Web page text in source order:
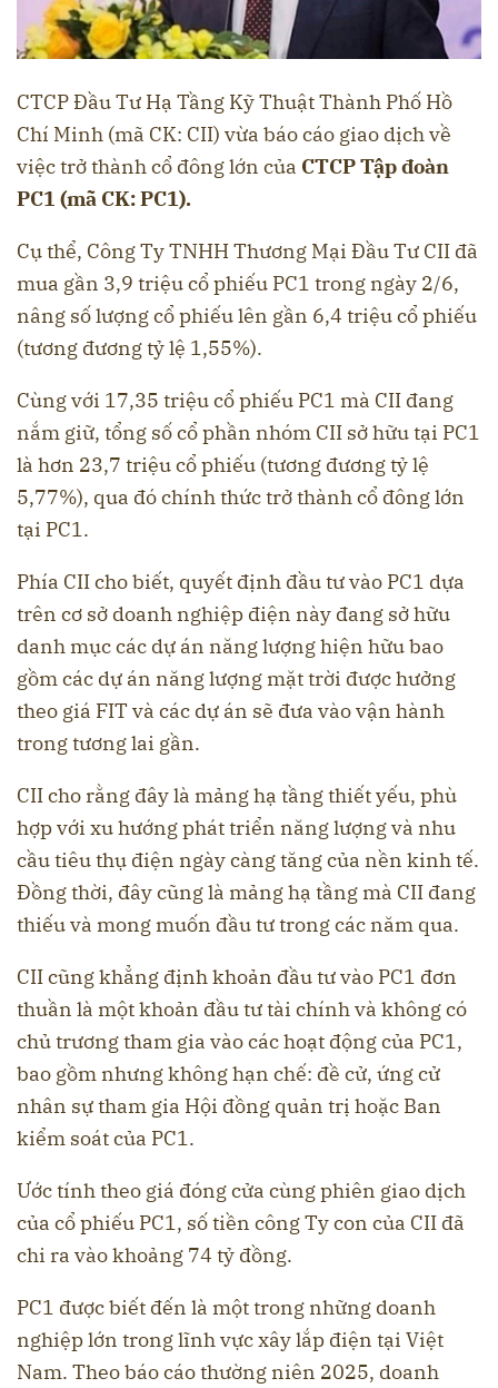
CTCP Đầu Tư Hạ Tầng Kỹ Thuật Thành Phố Hồ
Chí Minh (mã CK: CII) vừa báo cáo giao dịch về
việc trở thành cổ đông lớn của CTCP Tập đoàn
PC1 (mã CK: PC1).
Cụ thể, Công Ty TNHH Thương Mại Đầu Tư CII đã
mua gần 3,9 triệu cổ phiếu PC1 trong ngày 2/6,
nâng số lượng cổ phiếu lên gần 6,4 triệu cổ phiếu
(tương đương tỷ lệ 1,55%).
Cùng với 17,35 triệu cổ phiếu PC1 mà CII đang
nắm giữ, tổng số cổ phần nhóm CII sở hữu tại PC1
là hơn 23,7 triệu cổ phiếu (tương đương tỷ lệ
5,77%), qua đó chính thức trở thành cổ đông lớn
tại PC1.
Phía CII cho biết, quyết định đầu tư vào PC1 dựa
trên cơ sở doanh nghiệp điện này đang sở hữu
danh mục các dự án năng lượng hiện hữu bao
gồm các dự án năng lượng mặt trời được hưởng
theo giá FIT và các dự án sẽ đưa vào vận hành
trong tương lai gần.
CII cho rằng đây là mảng hạ tầng thiết yếu, phù
hợp với xu hướng phát triển năng lượng và nhu
cầu tiêu thụ điện ngày càng tăng của nền kinh tế.
Đồng thời, đây cũng là mảng hạ tầng mà CII đang
thiếu và mong muốn đầu tư trong các năm qua.
CII cũng khẳng định khoản đầu tư vào PC1 đơn
thuần là một khoản đầu tư tài chính và không có
chủ trương tham gia vào các hoạt động của PC1,
bao gồm nhưng không hạn chế: đề cử, ứng cử
nhân sự tham gia Hội đồng quản trị hoặc Ban
kiểm soát của PC1.
Ước tính theo giá đóng cửa cùng phiên giao dịch
của cổ phiếu PC1, số tiền công Ty con của CII đã
chi ra vào khoảng 74 tỷ đồng.
PC1 được biết đến là một trong những doanh
nghiệp lớn trong lĩnh vực xây lắp điện tại Việt
Nam. Theo báo cáo thường niên 2025, doanh